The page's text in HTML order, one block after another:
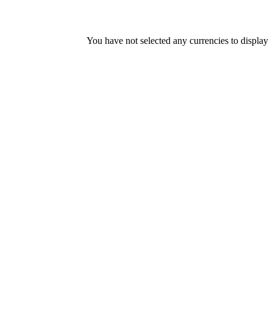
You have not selected any currencies to display